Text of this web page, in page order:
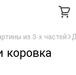
из 3-х частей
коровка